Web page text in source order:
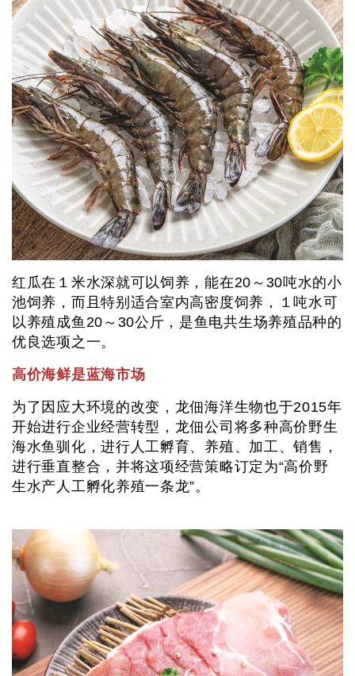
红瓜在１米水深就可以饲养，能在20～30吨水的小
池饲养，而且特别适合室内高密度饲养，１吨水可
以养殖成鱼20～30公斤，是鱼电共生场养殖品种的
优良选项之一。
高价海鲜是蓝海市场
为了因应大环境的改变，龙佃海洋生物也于2015年
开始进行企业经营转型，龙佃公司将多种高价野生
海水鱼驯化，进行人工孵育、养殖、加工、销售，
进行垂直整合，并将这项经营策略订定为“高价野
生水产人工孵化养殖一条龙”。